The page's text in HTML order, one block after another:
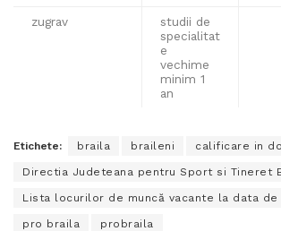
zugrav
studii de
specialitat
e
vechime
minim 1
an
Etichete: braila braileni calificare in
Directia Judeteana pentru Sport si Tineret
Lista locurilor de muncă vacante la data de
pro braila probraila